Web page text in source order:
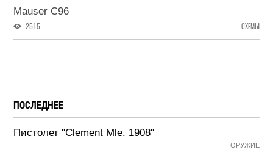
Mauser C96
2515 СХЕМЫ
ПОСЛЕДНЕЕ
Пистолет "Clement Mle. 1908"
ОРУЖИЕ